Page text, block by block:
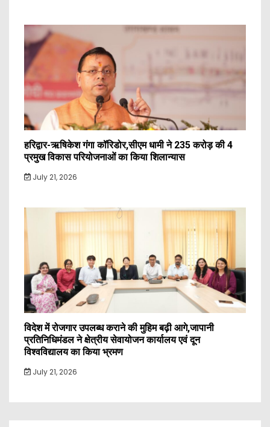
हरिद्वार-ऋषिकेश गंगा कॉरिडोर,सीएम धामी ने 235 करोड़ की 4
प्रमुख विकास परियोजनाओं का किया शिलान्यास
July 21, 2026
विदेश में रोजगार उपलब्ध कराने की मुहिम बढ़ी आगे,जापानी
प्रतिनिधिमंडल ने क्षेत्रीय सेवायोजन कार्यालय एवं दून
विश्वविद्यालय का किया भ्रमण
July 21, 2026